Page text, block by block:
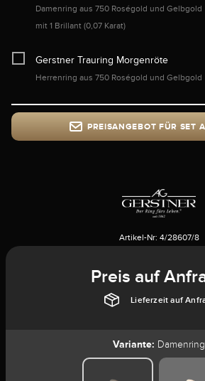
Damenring aus 750 Roségold und Gelbgold
mit 1 Brillant (0,07 Karat)
Gerstner Trauring Morgenröte
Herrenring aus 750 Roségold und Gelbgold
PREISANGEBOT FÜR SET
Artikel-Nr: 4/28607/8
Preis auf
Lieferzeit auf
Variante: Damenring